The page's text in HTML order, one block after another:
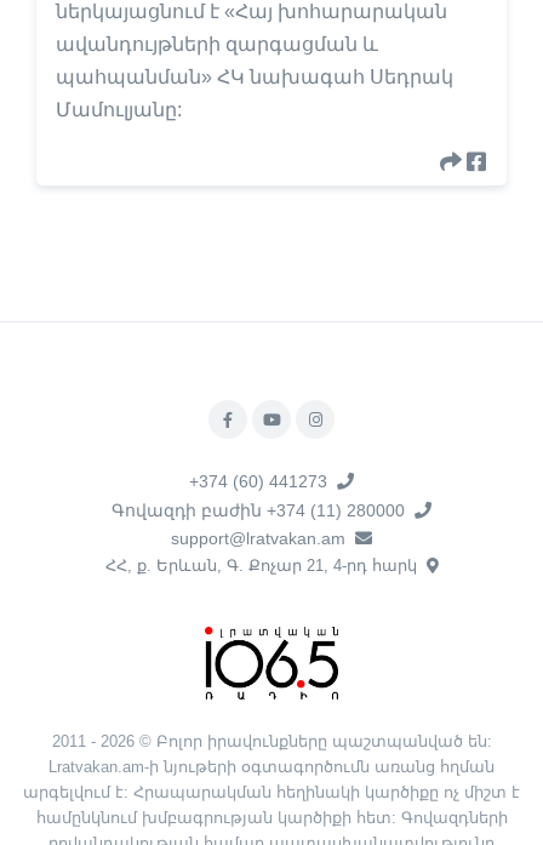
ներկայացնում է «Հայ խոհարարական
ավանդույթների զարգացման և
պահպանման» ՀԿ նախագահ Սեդրակ
Մամուլյանը:
+374 (60) 441273
Գովազդի բաժին +374 (11) 280000
support@lratvakan.am
ՀՀ, ք. Երևան, Գ. Քոչար 21, 4-րդ հարկ
2011 - 2026 © Բոլոր իրավունքները պաշտպանված են:
Lratvakan.am-ի նյութերի օգտագործումն առանց հղման
արգելվում է: Հրապարակման հեղինակի կարծիքը ոչ միշտ է
համընկնում խմբագրության կարծիքի հետ: Գովազդների